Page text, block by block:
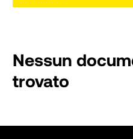
Nessun
trovato